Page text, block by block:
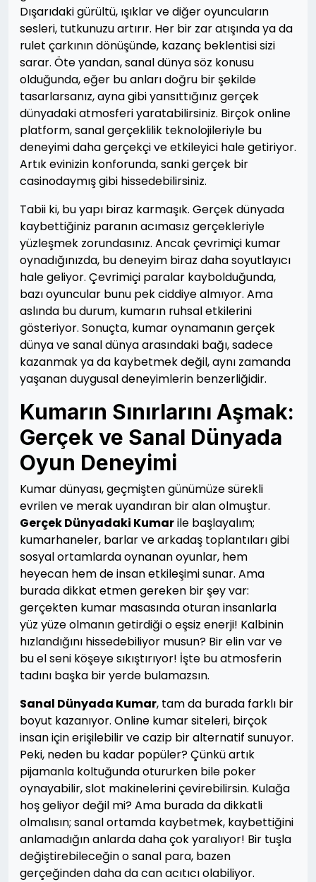
Dışarıdaki gürültü, ışıklar ve diğer oyuncuların
sesleri, tutkunuzu artırır. Her bir zar atışında ya da
rulet çarkının dönüşünde, kazanç beklentisi sizi
sarar. Öte yandan, sanal dünya söz konusu
olduğunda, eğer bu anları doğru bir şekilde
tasarlarsanız, ayna gibi yansıttığınız gerçek
dünyadaki atmosferi yaratabilirsiniz. Birçok online
platform, sanal gerçeklilik teknolojileriyle bu
deneyimi daha gerçekçi ve etkileyici hale getiriyor.
Artık evinizin konforunda, sanki gerçek bir
casinodaymış gibi hissedebilirsiniz.
Tabii ki, bu yapı biraz karmaşık. Gerçek dünyada
kaybettiğiniz paranın acımasız gerçekleriyle
yüzleşmek zorundasınız. Ancak çevrimiçi kumar
oynadığınızda, bu deneyim biraz daha soyutlayıcı
hale geliyor. Çevrimiçi paralar kaybolduğunda,
bazı oyuncular bunu pek ciddiye almıyor. Ama
aslında bu durum, kumarın ruhsal etkilerini
gösteriyor. Sonuçta, kumar oynamanın gerçek
dünya ve sanal dünya arasındaki bağı, sadece
kazanmak ya da kaybetmek değil, aynı zamanda
yaşanan duygusal deneyimlerin benzerliğidir.
Kumarın Sınırlarını Aşmak:
Gerçek ve Sanal Dünyada
Oyun Deneyimi
Kumar dünyası, geçmişten günümüze sürekli
evrilen ve merak uyandıran bir alan olmuştur.
Gerçek Dünyadaki Kumarile başlayalım;
kumarhaneler, barlar ve arkadaş toplantıları gibi
sosyal ortamlarda oynanan oyunlar, hem
heyecan hem de insan etkileşimi sunar. Ama
burada dikkat etmen gereken bir şey var:
gerçekten kumar masasında oturan insanlarla
yüz yüze olmanın getirdiği o eşsiz enerji! Kalbinin
hızlandığını hissedebiliyor musun? Bir elin var ve
bu el seni köşeye sıkıştırıyor! İşte bu atmosferin
tadını başka bir yerde bulamazsın.
Sanal Dünyada Kumar, tam da burada farklı bir
boyut kazanıyor. Online kumar siteleri, birçok
insan için erişilebilir ve cazip bir alternatif sunuyor.
Peki, neden bu kadar popüler? Çünkü artık
pijamanla koltuğunda otururken bile poker
oynayabilir, slot makinelerini çevirebilirsin. Kulağa
hoş geliyor değil mi? Ama burada da dikkatli
olmalısın; sanal ortamda kaybetmek, kaybettiğini
anlamadığın anlarda daha çok yaralıyor! Bir tuşla
değiştirebileceğin o sanal para, bazen
gerçeğinden daha da can acıtıcı olabiliyor.